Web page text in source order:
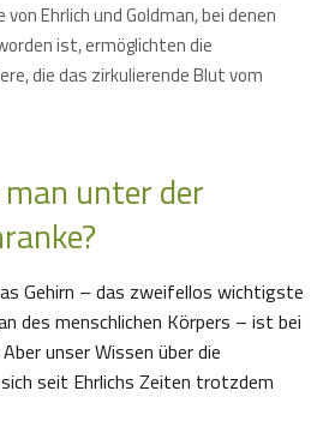
Ehrlich und Goldman, bei denen
ist, ermöglichten die
die das zirkulierende Blut vom
unter der
Gehirn – das zweifellos wichtigste
des menschlichen Körpers – ist bei
unser Wissen über die
seit Ehrlichs Zeiten trotzdem